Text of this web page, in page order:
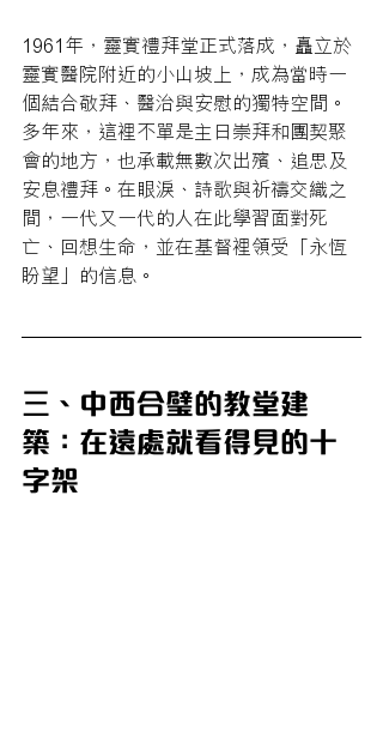
1961年，靈實禮拜堂正式落成，矗立於
靈實醫院附近的小山坡上，成為當時一
個結合敬拜、醫治與安慰的獨特空間。
多年來，這裡不單是主日崇拜和團契聚
會的地方，也承載無數次出殯、追思及
安息禮拜。在眼淚、詩歌與祈禱交織之
間，一代又一代的人在此學習面對死
亡、回想生命，並在基督裡領受「永恆
盼望」的信息。
三、中西合璧的教堂建
築：在遠處就看得見的十
字架